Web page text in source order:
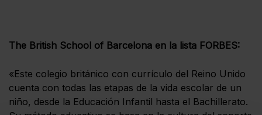
The British School of Barcelona en la lista FORBES:
«Este colegio británico con currículo del Reino Unido
cuenta con todas las etapas de la vida escolar de un
niño, desde la Educación Infantil hasta el Bachillerato.